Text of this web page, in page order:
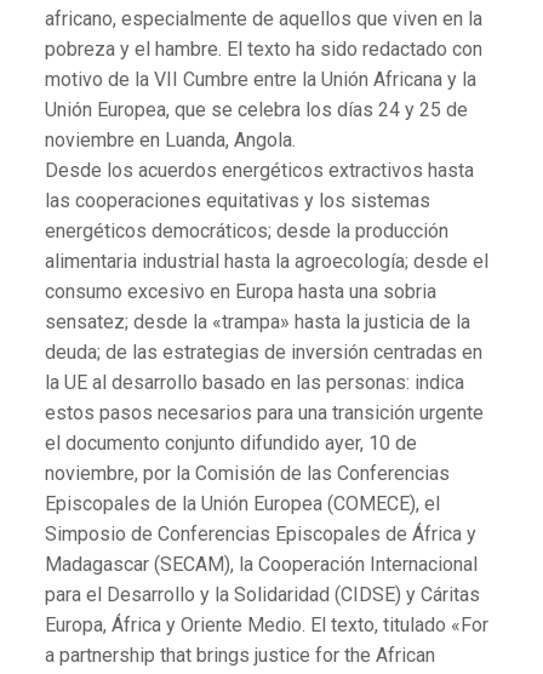
africano, especialmente de aquellos que viven en la
pobreza y el hambre. El texto ha sido redactado con
motivo de la VII Cumbre entre la Unión Africana y la
Unión Europea, que se celebra los días 24 y 25 de
noviembre en Luanda, Angola.
Desde los acuerdos energéticos extractivos hasta
las cooperaciones equitativas y los sistemas
energéticos democráticos; desde la producción
alimentaria industrial hasta la agroecología; desde el
consumo excesivo en Europa hasta una sobria
sensatez; desde la «trampa» hasta la justicia de la
deuda; de las estrategias de inversión centradas en
la UE al desarrollo basado en las personas: indica
estos pasos necesarios para una transición urgente
el documento conjunto difundido ayer, 10 de
noviembre, por la Comisión de las Conferencias
Episcopales de la Unión Europea (COMECE), el
Simposio de Conferencias Episcopales de África y
Madagascar (SECAM), la Cooperación Internacional
para el Desarrollo y la Solidaridad (CIDSE) y Cáritas
Europa, África y Oriente Medio. El texto, titulado «For
a partnership that brings justice for the African